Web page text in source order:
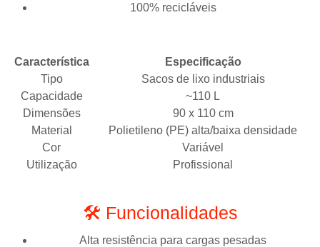
100% recicláveis
Característica
Especificação
Tipo
Sacos de lixo industriais
Capacidade
~110 L
Dimensões
90 x 110 cm
Material
Polietileno (PE) alta/baixa densidade
Cor
Variável
Utilização
Profissional
🛠️ Funcionalidades
Alta resistência para cargas pesadas